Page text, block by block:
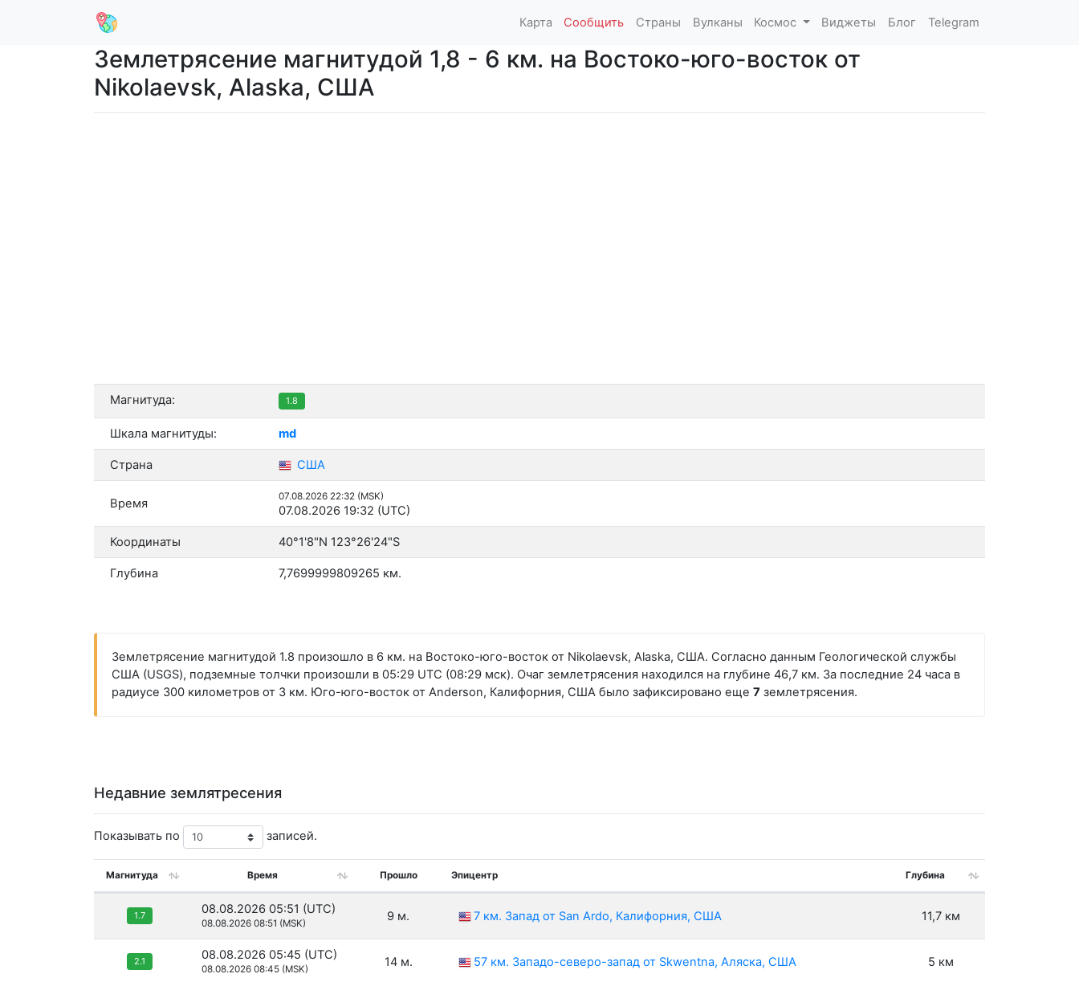
Карта Сообщить Страны Вулканы Космос Виджеты Блог Telegram
Землетрясение магнитудой 1,8 - 6 км. на Востоко-юго-восток от
Nikolaevsk, Alaska, США
Магнитуда: 1.8
Шкала магнитуды: md
Страна США
Время 07.08.2026 22:32 (MSK)
07.08.2026 19:32 (UTC)
Координаты 40°1'8"N 123°26'24"S
Глубина 7,7699999809265 км.
Землетрясение магнитудой 1.8 произошло в 6 км. на Востоко-юго-восток от Nikolaevsk, Alaska, США. Согласно данным Геологической службы
США (USGS), подземные толчки произошли в 05:29 UTC (08:29 мск). Очаг землетрясения находился на глубине 46,7 км. За последние 24 часа в
радиусе 300 километров от 3 км. Юго-юго-восток от Anderson, Калифорния, США было зафиксировано еще 7 землетрясения.
Недавние землятресения
Показывать по записей.
Магнитуда Время Прошло Эпицентр Глубина
1.7 08.08.2026 05:51 (UTC)
08.08.2026 08:51 (MSK) 9 м. 7 км. Запад от San Ardo, Калифорния, США 11,7 км
2.1 08.08.2026 05:45 (UTC)
08.08.2026 08:45 (MSK) 14 м. 57 км. Западо-северо-запад от Skwentna, Аляска, США 5 км